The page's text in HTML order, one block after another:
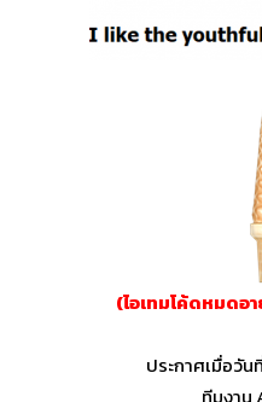
(ไอเทมโค้ดหมดอ
ประกาศเมื่อวัน
ทีมงาน